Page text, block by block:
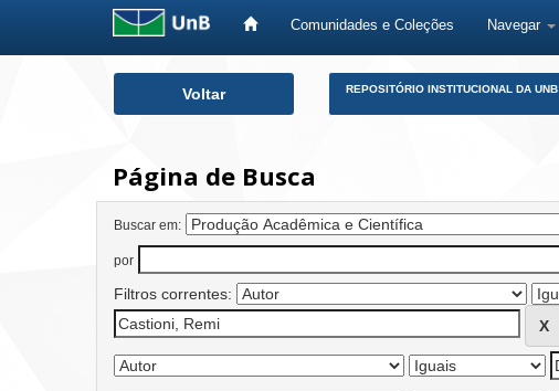
Comunidades e Coleções Navegar
Voltar REPOSITÓRIO INSTITUCIONAL DA UNB
Página de Busca
Buscar em:
por
Filtros correntes: